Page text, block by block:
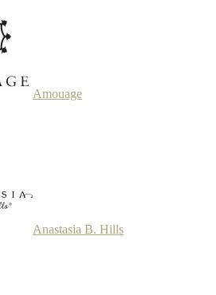
Amouage
Anastasia B. Hills